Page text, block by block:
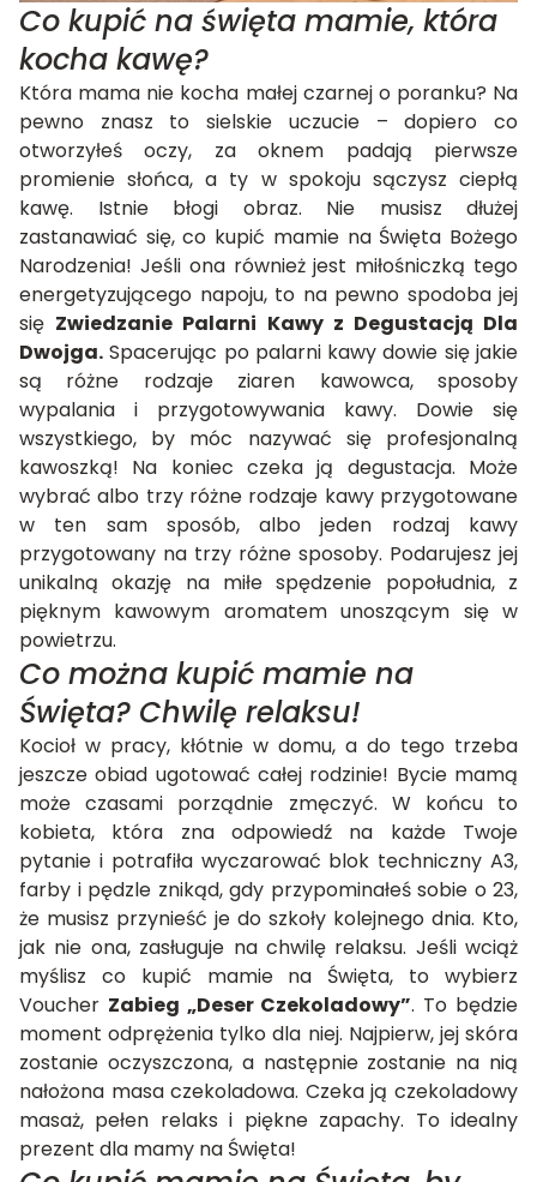
Co kupić na święta mamie, która
kocha kawę?
Która mama nie kocha małej czarnej o poranku? Na
pewno znasz to sielskie uczucie – dopiero co
otworzyłeś oczy, za oknem padają pierwsze
promienie słońca, a ty w spokoju sączysz ciepłą
kawę. Istnie błogi obraz. Nie musisz dłużej
zastanawiać się,co kupić mamie na Święta Bożego
Narodzenia! Jeśli ona również jest miłośniczką tego
energetyzującego napoju, to na pewno spodoba jej
się Zwiedzanie Palarni Kawy z Degustacją Dla
Dwojga. Spacerując po palarni kawy dowie się jakie
są różne rodzaje ziaren kawowca, sposoby
wypalania i przygotowywania kawy. Dowie się
wszystkiego, by móc nazywać się profesjonalną
kawoszką! Na koniec czeka ją degustacja. Może
wybrać albo trzy różne rodzaje kawy przygotowane
w ten sam sposób, albo jeden rodzaj kawy
przygotowany na trzy różne sposoby. Podarujesz jej
unikalną okazję na miłe spędzenie popołudnia, z
pięknym kawowym aromatem unoszącym się w
powietrzu.
Co można kupić mamie na
Święta? Chwilę relaksu!
Kocioł w pracy, kłótnie w domu, a do tego trzeba
jeszcze obiad ugotować całej rodzinie! Bycie mamą
może czasami porządnie zmęczyć. W końcu to
kobieta, która zna odpowiedź na każde Twoje
pytanie i potrafiła wyczarować blok techniczny A3,
farby i pędzle znikąd, gdy przypominałeś sobie o 23,
że musisz przynieść je do szkoły kolejnego dnia. Kto,
jak nie ona, zasługuje na chwilę relaksu. Jeśli wciąż
myślisz co kupić mamie na Święta, to wybierz
Voucher Zabieg „Deser Czekoladowy”. To będzie
moment odprężenia tylko dla niej. Najpierw, jej skóra
zostanie oczyszczona, a następnie zostanie na nią
nałożona masa czekoladowa. Czeka ją czekoladowy
masaż, pełen relaks i piękne zapachy. To idealny
prezent dla mamy na Święta!